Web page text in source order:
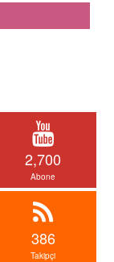
2,700
Abone
386
Takipçi